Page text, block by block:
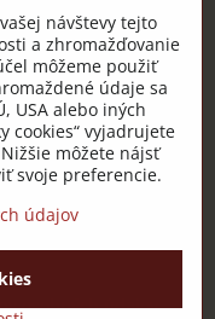
osobných údajov
návštevy tejto
a zhromažďovanie
môžeme použiť
údaje sa
USA alebo iných
cookies“ vyjadrujete
môžete nájsť
svoje preferencie.
údajov